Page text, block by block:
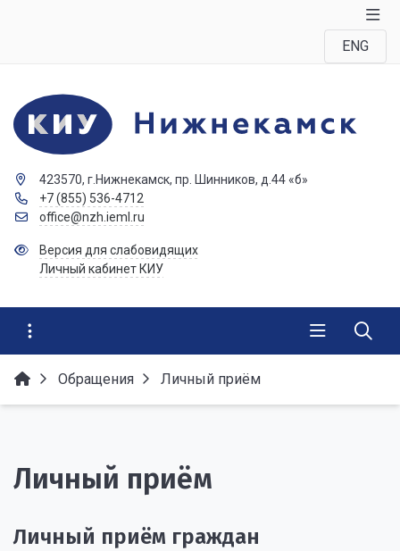
ENG
423570, г.Нижнекамск, пр. Шинников, д.44 «б»
+7 (855) 536-4712
office@nzh.ieml.ru
Версия для слабовидящих
Личный кабинет КИУ
Обращения Личный приём
Личный приём
Личный приём граждан